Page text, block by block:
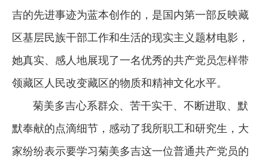
吉的先进事迹为蓝本创作的，是国内第一部反映藏
区基层民族干部工作和生活的现实主义题材电影，
她真实、感人地展现了一名优秀的共产党员怎样带
领藏区人民改变藏区的物质和精神文化水平。
菊美多吉心系群众、苦干实干、不断进取、默
默奉献的点滴细节，感动了我所职工和研究生，大
家纷纷表示要学习菊美多吉这一位普通共产党员的